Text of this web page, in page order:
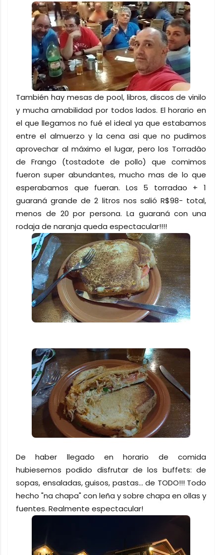
También hay mesas de pool, libros, discos de vinilo
y mucha amabilidad por todos lados. El horario en
el que llegamos no fué el ideal ya que estabamos
entre el almuerzo y la cena asi que no pudimos
aprovechar al máximo el lugar, pero los Torradâo
de Frango (tostadote de pollo) que comimos
fueron super abundantes, mucho mas de lo que
esperabamos que fueran. Los 5 torradao + 1
guaraná grande de 2 litros nos salió R$98- total,
menos de 20 por persona. La guaraná con una
rodaja de naranja queda espectacular!!!!
De haber llegado en horario de comida
hubiesemos podido disfrutar de los buffets: de
sopas, ensaladas, guisos, pastas... de TODO!!! Todo
hecho "na chapa" con leña y sobre chapa en ollas y
fuentes. Realmente espectacular!